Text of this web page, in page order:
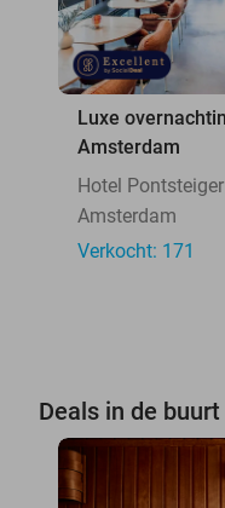
Luxe
Amsterdam
Hotel Pontsteiger
Amsterdam
Verkocht: 171
Deals in de